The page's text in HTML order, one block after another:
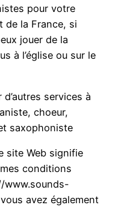
pour votre
de la France, si
jouer de la
à l’église ou sur le
services à
choeur,
saxophoniste
site Web signifie
conditions
www.sounds-
avez également